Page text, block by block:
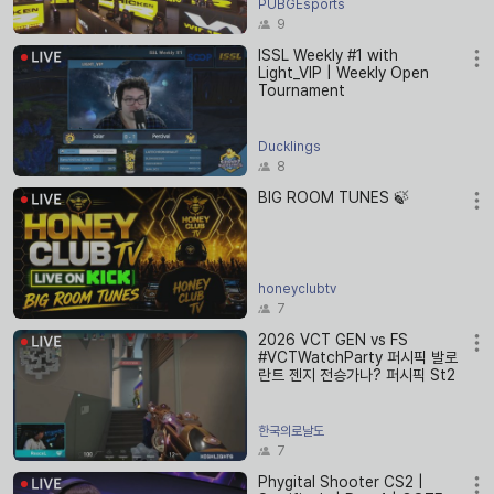
PUBGEsports
9
ISSL Weekly #1 with
Light_VIP | Weekly Open
Tournament
Ducklings
8
BIG ROOM TUNES 🍃
honeyclubtv
7
2026 VCT GEN vs FS
#VCTWatchParty 퍼시픽 발로
란트 젠지 전승가나? 퍼시픽 St2
한국의로날도
7
Phygital Shooter CS2 |